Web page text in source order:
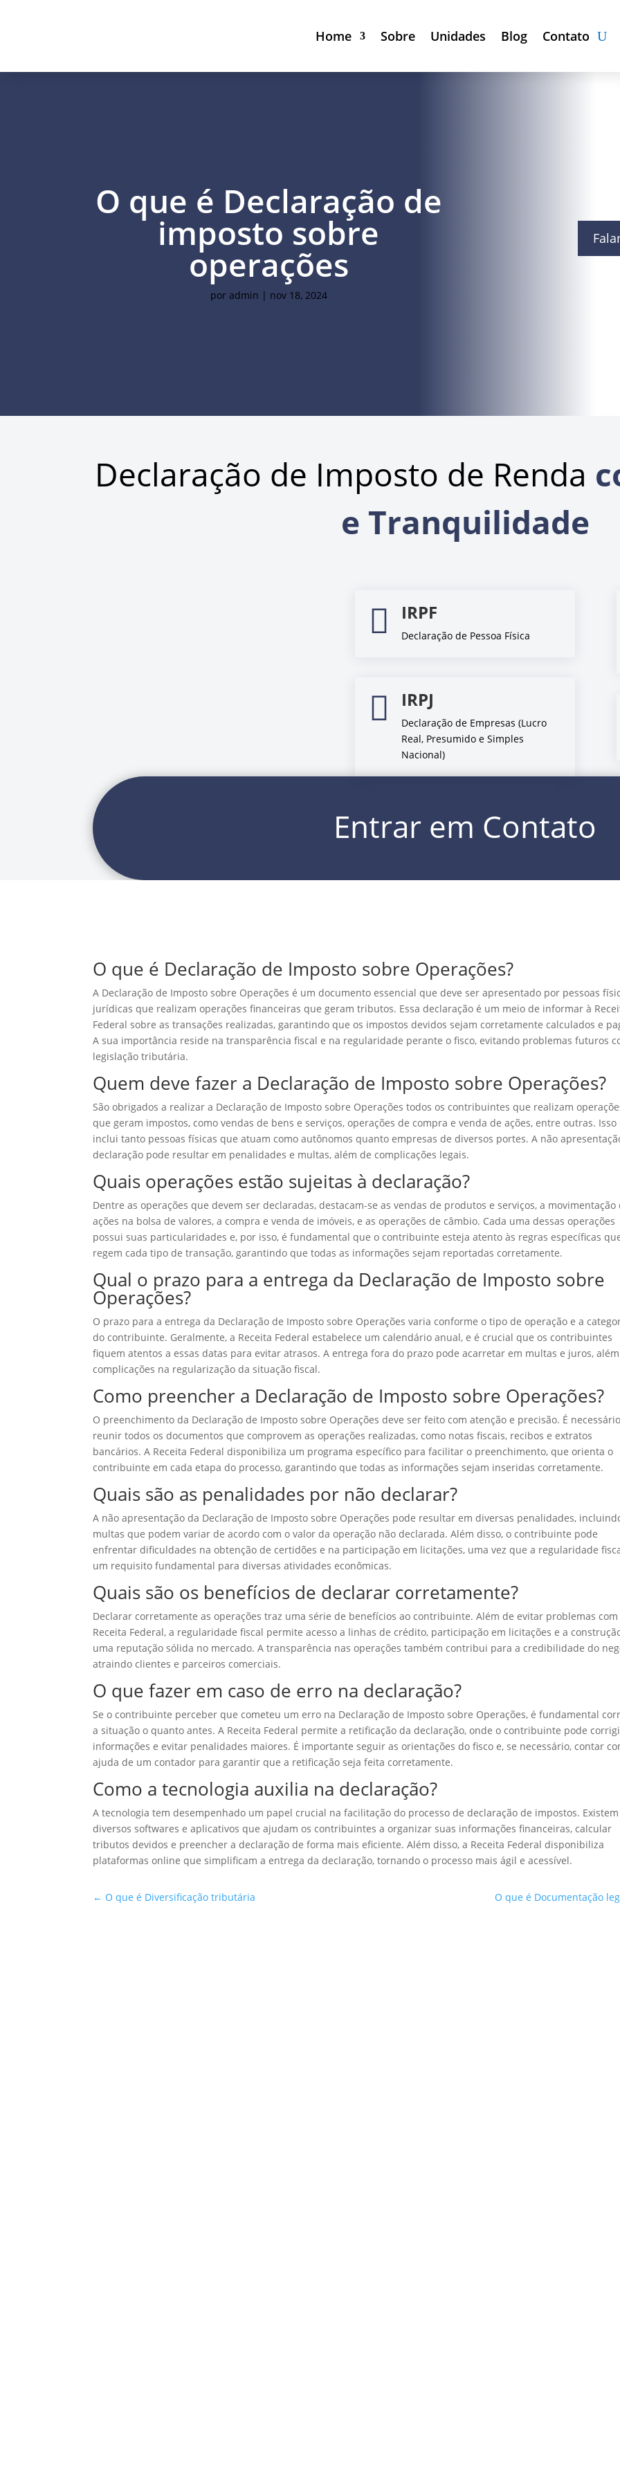
Home Sobre Unidades Blog Contato
O que é Declaração de
imposto sobre
operações
por admin | nov 18, 2024
Declaração de Imposto de Renda
e Tranquilidade
 IRPF
Declaração de Pessoa Física
 IRPJ
Declaração de Empresas (Lucro
Real, Presumido e Simples
Nacional)
Entrar em Contato
O que é Declaração de Imposto sobre Operações?
A Declaração de Imposto sobre Operações é um documento essencial que deve ser apresentado por pessoas
jurídicas que realizam operações financeiras que geram tributos. Essa declaração é um meio de informar à
Federal sobre as transações realizadas, garantindo que os impostos devidos sejam corretamente calculados e
A sua importância reside na transparência fiscal e na regularidade perante o fisco, evitando problemas futuros
legislação tributária.
Quem deve fazer a Declaração de Imposto sobre Operações?
São obrigados a realizar a Declaração de Imposto sobre Operações todos os contribuintes que realizam
que geram impostos, como vendas de bens e serviços, operações de compra e venda de ações, entre outras. Isso
inclui tanto pessoas físicas que atuam como autônomos quanto empresas de diversos portes. A não
declaração pode resultar em penalidades e multas, além de complicações legais.
Quais operações estão sujeitas à declaração?
Dentre as operações que devem ser declaradas, destacam-se as vendas de produtos e serviços, a movimentação
ações na bolsa de valores, a compra e venda de imóveis, e as operações de câmbio. Cada uma dessas operações
possui suas particularidades e, por isso, é fundamental que o contribuinte esteja atento às regras específicas
regem cada tipo de transação, garantindo que todas as informações sejam reportadas corretamente.
Qual o prazo para a entrega da Declaração de Imposto sobre
Operações?
O prazo para a entrega da Declaração de Imposto sobre Operações varia conforme o tipo de operação e a
do contribuinte. Geralmente, a Receita Federal estabelece um calendário anual, e é crucial que os contribuintes
fiquem atentos a essas datas para evitar atrasos. A entrega fora do prazo pode acarretar em multas e juros,
complicações na regularização da situação fiscal.
Como preencher a Declaração de Imposto sobre Operações?
O preenchimento da Declaração de Imposto sobre Operações deve ser feito com atenção e precisão. É necessário
reunir todos os documentos que comprovem as operações realizadas, como notas fiscais, recibos e extratos
bancários. A Receita Federal disponibiliza um programa específico para facilitar o preenchimento, que orienta o
contribuinte em cada etapa do processo, garantindo que todas as informações sejam inseridas corretamente.
Quais são as penalidades por não declarar?
A não apresentação da Declaração de Imposto sobre Operações pode resultar em diversas penalidades,
multas que podem variar de acordo com o valor da operação não declarada. Além disso, o contribuinte pode
enfrentar dificuldades na obtenção de certidões e na participação em licitações, uma vez que a regularidade
um requisito fundamental para diversas atividades econômicas.
Quais são os benefícios de declarar corretamente?
Declarar corretamente as operações traz uma série de benefícios ao contribuinte. Além de evitar problemas com
Receita Federal, a regularidade fiscal permite acesso a linhas de crédito, participação em licitações e a
uma reputação sólida no mercado. A transparência nas operações também contribui para a credibilidade do
atraindo clientes e parceiros comerciais.
O que fazer em caso de erro na declaração?
Se o contribuinte perceber que cometeu um erro na Declaração de Imposto sobre Operações, é fundamental
a situação o quanto antes. A Receita Federal permite a retificação da declaração, onde o contribuinte pode
informações e evitar penalidades maiores. É importante seguir as orientações do fisco e, se necessário, contar
ajuda de um contador para garantir que a retificação seja feita corretamente.
Como a tecnologia auxilia na declaração?
A tecnologia tem desempenhado um papel crucial na facilitação do processo de declaração de impostos. Existem
diversos softwares e aplicativos que ajudam os contribuintes a organizar suas informações financeiras, calcular
tributos devidos e preencher a declaração de forma mais eficiente. Além disso, a Receita Federal disponibiliza
plataformas online que simplificam a entrega da declaração, tornando o processo mais ágil e acessível.
← O que é Diversificação tributária O que é Documentação